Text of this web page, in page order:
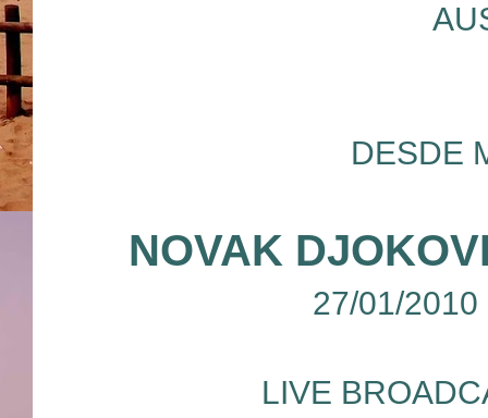
DESDE
NOVAK
27/01/2010
LIVE